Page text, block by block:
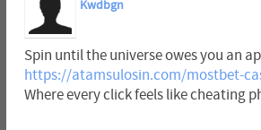
Kwdbgn
Spin until the universe owes you an
https://atamsulosin.com/mostbet-
Where every click feels like cheating